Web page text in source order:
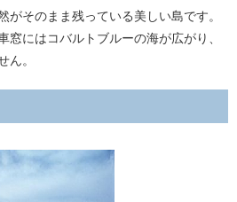
そのまま残っている美しい島です。
窓にはコバルトブルーの海が広がり、
ん。